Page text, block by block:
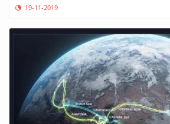
19-11-2019